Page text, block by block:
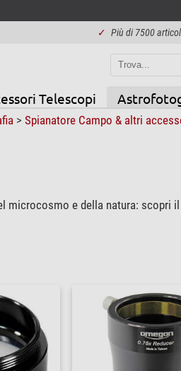
✓ Più di 7500
Telescopi
> Spianatore Campo & altri
microcosmo e della natura: scopri